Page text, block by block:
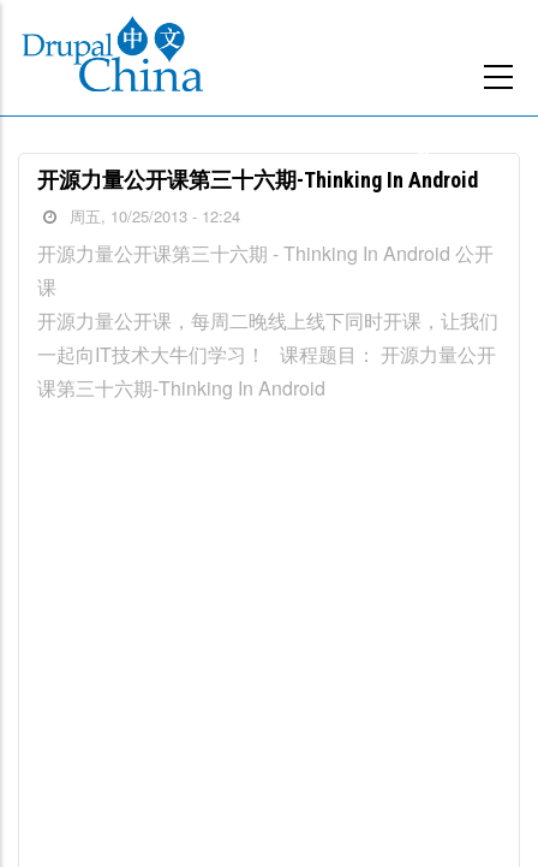
主
要
开源力量公开课第三十六期-Thinking In Android
周五, 10/25/2013 - 12:24
开源力量公开课第三十六期 - Thinking In Android 公开
课
开源力量公开课，每周二晚线上线下同时开课，让我们
一起向IT技术大牛们学习！ 课程题目： 开源力量公开
课第三十六期-Thinking In Android